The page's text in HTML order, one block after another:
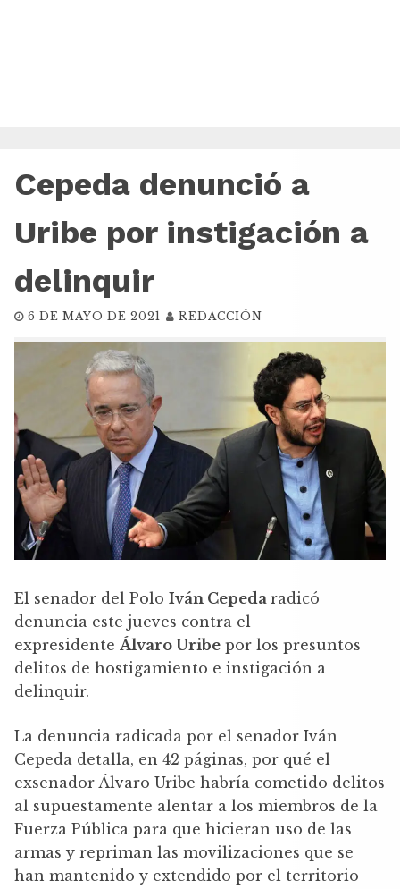
Cepeda denunció a
Uribe por instigación a
delinquir
6 DE MAYO DE 2021 REDACCIÓN
El senador del Polo Iván Cepeda radicó
denuncia este jueves contra el
expresidente Álvaro Uribe por los presuntos
delitos de hostigamiento e instigación a
delinquir.
La denuncia radicada por el senador Iván
Cepeda detalla, en 42 páginas, por qué el
exsenador Álvaro Uribe habría cometido delitos
al supuestamente alentar a los miembros de la
Fuerza Pública para que hicieran uso de las
armas y repriman las movilizaciones que se
han mantenido y extendido por el territorio